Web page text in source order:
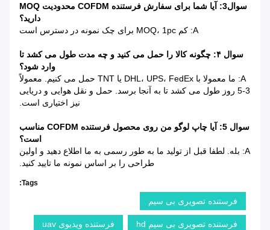
سوال3: آیا شما برای سفارش فرستنده COFDM محدودیت MOQ
دارید؟
A: کم MOQ، 1pc برای چک نمونه در دسترس است
سوال ۴: چگونه کالا را حمل می کنید و چه مدت طول می کشد تا
وارد شود؟
A: ما معمولا با DHL، UPS، FedEx یا TNT حمل می کنیم. معمولاً
3-5 روز طول می کشد تا به آنجا برسد. حمل و نقل هوایی و دریایی
نیز اختیاری است.
سوال 5: آیا چاپ لوگو من روی محصول فرستنده COFDM مناسب
است؟
A: بله. لطفا قبل از تولید ما به طور رسمی به ما اطلاع دهید و اولین
طراحی را بر اساس نمونه ما تایید کنید.
Tags:
فرستنده تصویری بی سیم
فرستنده تصویری بی سیم hd فرستنده ویدیوی uav